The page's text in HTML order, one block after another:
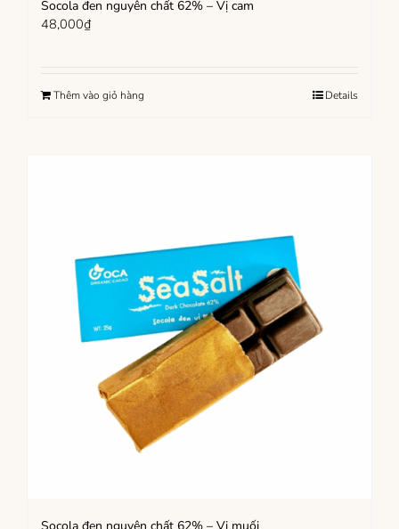
Socola đen nguyên chất 62% – Vị cam
48,000₫
Thêm vào giỏ hàng Details